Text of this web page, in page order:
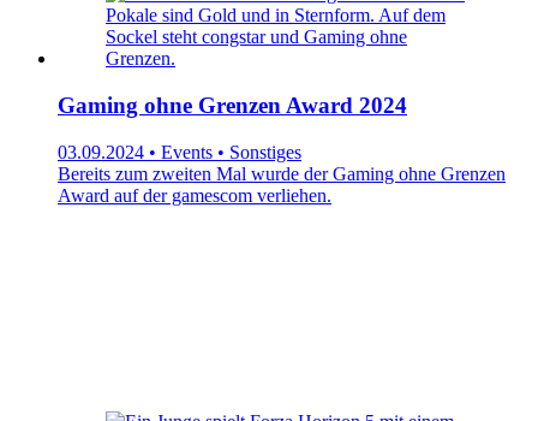
Gaming ohne Grenzen Award 2024
03.09.2024 • Events • Sonstiges
Bereits zum zweiten Mal wurde der Gaming ohne Grenzen
Award auf der gamescom verliehen.